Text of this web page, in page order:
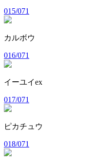
015/071
カルボウ
016/071
イーユイex
017/071
ピカチュウ
018/071